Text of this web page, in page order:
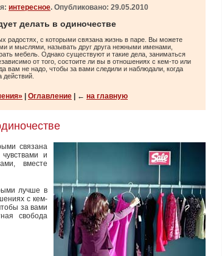
интересное. Опубликовано: 29.05.2010
делать в одиночестве
радостях, с которыми связана жизнь в паре. Вы можете
и мыслями, называть друг друга нежными именами,
мебель. Однако существуют и такие дела, заниматься
от того, состоите ли вы в отношениях с кем-то или
вам не надо, чтобы за вами следили и наблюдали, когда
Оглавление | ← на главную
связана
и
вместе
лучше в
с кем-
за вами
свобода